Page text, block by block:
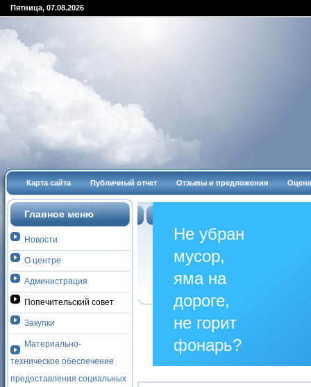
Пятница, 07.08.2026
Карта сайта Публичный отчет Отзывы и предложения
Запись на прием
Главное меню
Новости
О центре
Aдминиcтрaция
Попечительский совет
Закупки
Материально-
техническое обеспечение
предоставления социальных
Не убран
мусор,
яма на
дороге,
не горит
фонарь?